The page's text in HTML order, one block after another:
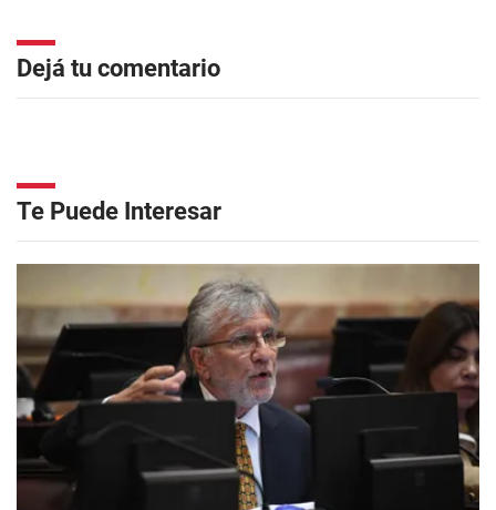
Dejá tu comentario
Te Puede Interesar